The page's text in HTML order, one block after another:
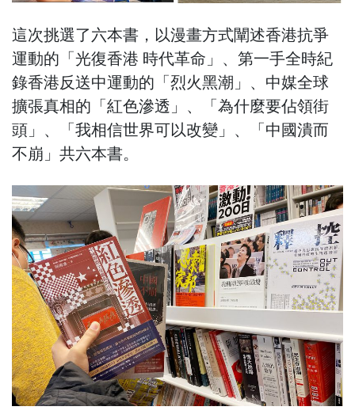
這次挑選了六本書，以漫畫方式闡述香港抗爭
運動的「光復香港 時代革命」、第一手全時紀
錄香港反送中運動的「烈火黑潮」、中媒全球
擴張真相的「紅色滲透」、「為什麼要佔領街
頭」、「我相信世界可以改變」、「中國潰而
不崩」共六本書。